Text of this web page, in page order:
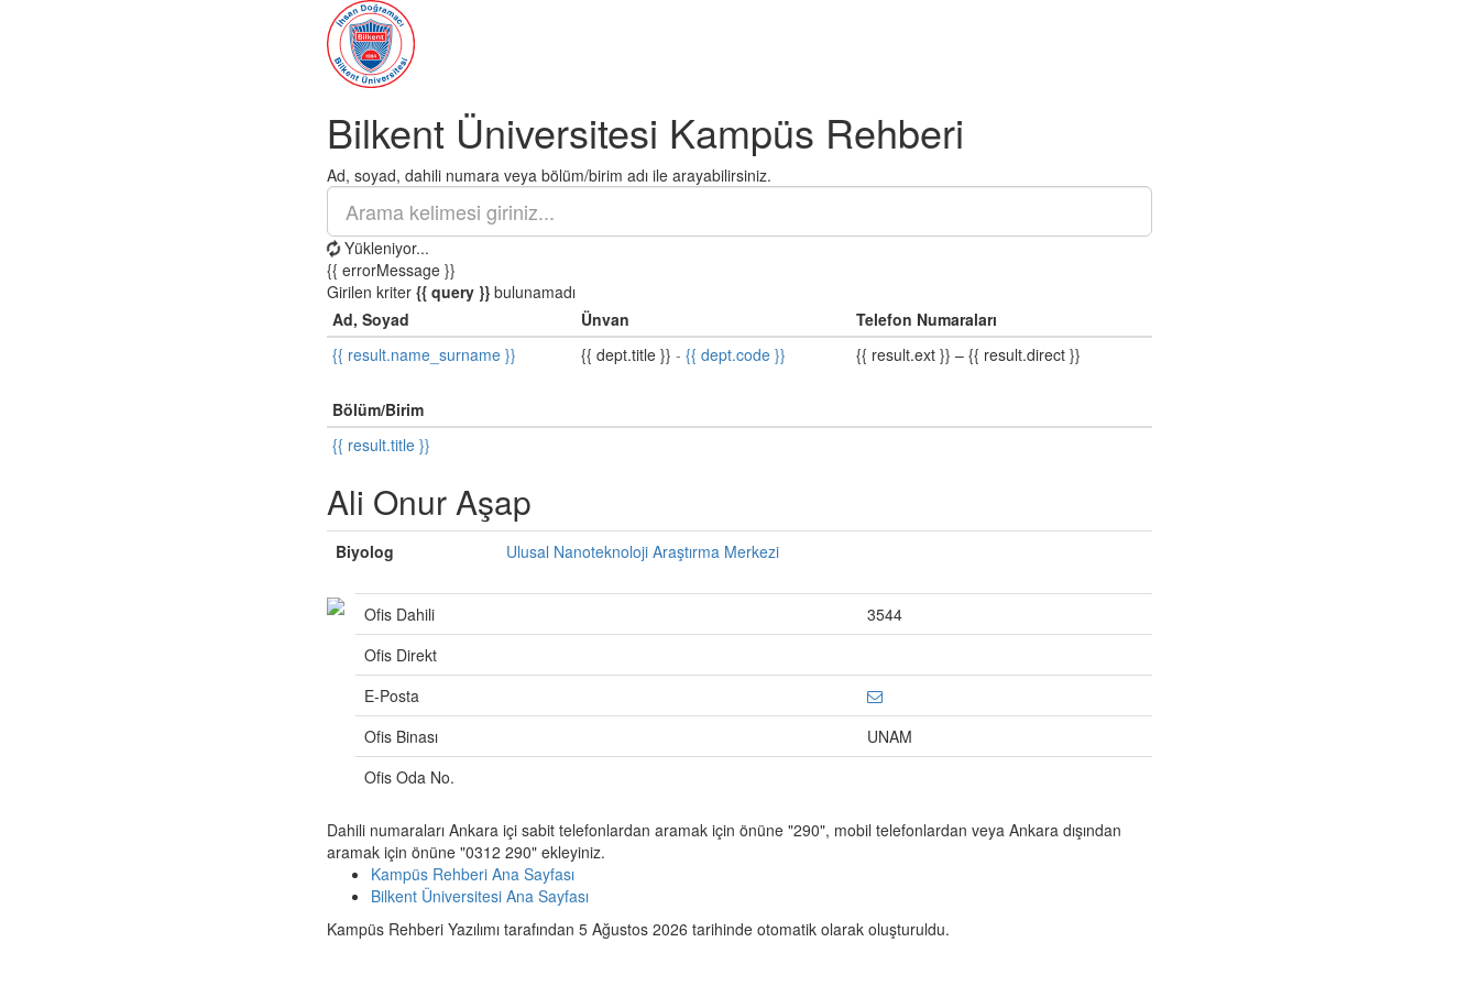
Bilkent Üniversitesi Kampüs Rehberi
Ad, soyad, dahili numara veya bölüm/birim adı ile arayabilirsiniz.
Yükleniyor...
{{ errorMessage }}
Girilen kriter {{ query }} bulunamadı
Ad, Soyad
Ünvan
Telefon Numaraları
{{ result.name_surname }}
{{ dept.title }} - {{ dept.code }} {{ result.ext }} – {{ result.direct }}
Bölüm/Birim
{{ result.title }}
Ali Onur Aşap
Biyolog Ulusal Nanoteknoloji Araştırma Merkezi
Ofis Dahili
3544
Ofis Direkt
E-Posta
Ofis Binası
UNAM
Ofis Oda No.
Dahili numaraları Ankara içi sabit telefonlardan aramak için önüne "290", mobil telefonlardan veya Ankara dışından
aramak için önüne "0312 290" ekleyiniz.
Kampüs Rehberi Ana Sayfası
Bilkent Üniversitesi Ana Sayfası
Kampüs Rehberi Yazılımı tarafından 5 Ağustos 2026 tarihinde otomatik olarak oluşturuldu.